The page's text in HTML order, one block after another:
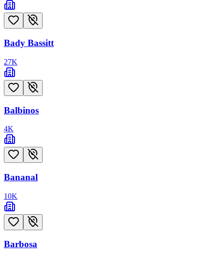
Bady Bassitt
27K
Balbinos
4K
Bananal
10K
Barbosa